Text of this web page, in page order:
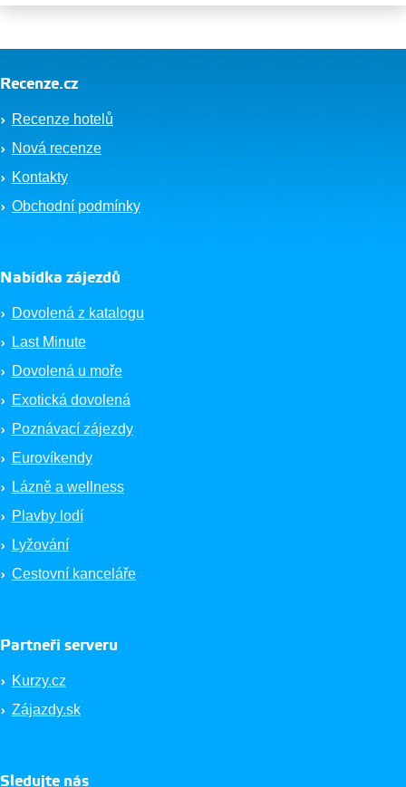
Recenze.cz
Recenze hotelů
Nová recenze
Kontakty
Obchodní podmínky
Nabídka zájezdů
Dovolená z katalogu
Last Minute
Dovolená u moře
Exotická dovolená
Poznávací zájezdy
Eurovíkendy
Lázně a wellness
Plavby lodí
Lyžování
Cestovní kanceláře
Partneři serveru
Kurzy.cz
Zájazdy.sk
Sledujte nás